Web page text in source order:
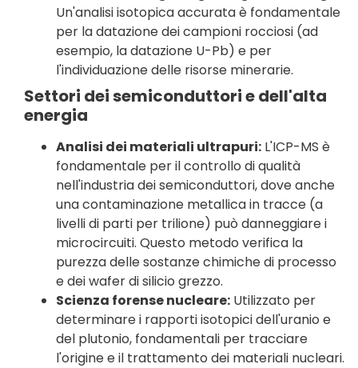
Un'analisi isotopica accurata è fondamentale
per la datazione dei campioni rocciosi (ad
esempio, la datazione U-Pb) e per
l'individuazione delle risorse minerarie.
Settori dei semiconduttori e dell'alta
energia
Analisi dei materiali ultrapuri: L'ICP-MS è
fondamentale per il controllo di qualità
nell'industria dei semiconduttori, dove anche
una contaminazione metallica in tracce (a
livelli di parti per trilione) può danneggiare i
microcircuiti. Questo metodo verifica la
purezza delle sostanze chimiche di processo
e dei wafer di silicio grezzo.
Scienza forense nucleare: Utilizzato per
determinare i rapporti isotopici dell'uranio e
del plutonio, fondamentali per tracciare
l'origine e il trattamento dei materiali nucleari.